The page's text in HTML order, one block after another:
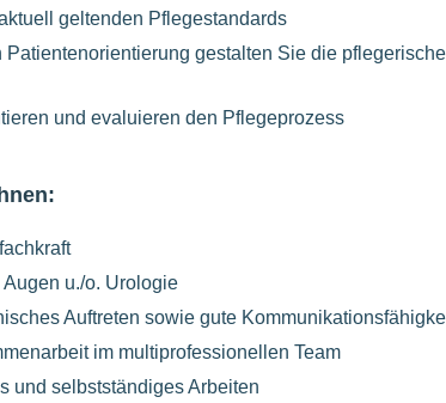
geltenden Pflegestandards
Patientenorientierung gestalten Sie die
und evaluieren den Pflegeprozess
u./o. Urologie
Auftreten sowie gute
im multiprofessionellen Team
und selbstständiges Arbeiten